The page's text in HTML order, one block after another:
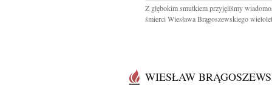
Z głębokim smutkiem przyjęliśmy
śmierci Wiesława Brągoszewskiego
WIESŁAW